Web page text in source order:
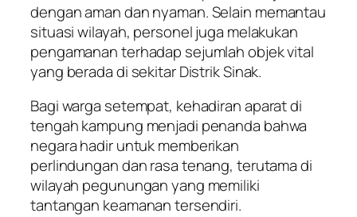
dengan aman dan nyaman. Selain memantau
situasi wilayah, personel juga melakukan
pengamanan terhadap sejumlah objek vital
yang berada di sekitar Distrik Sinak.
Bagi warga setempat, kehadiran aparat di
tengah kampung menjadi penanda bahwa
negara hadir untuk memberikan
perlindungan dan rasa tenang, terutama di
wilayah pegunungan yang memiliki
tantangan keamanan tersendiri.